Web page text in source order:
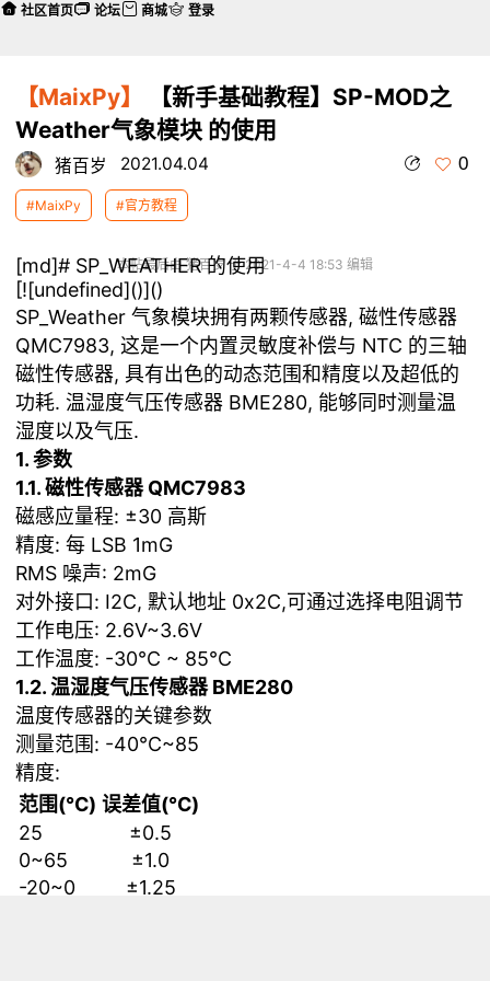
【MaixPy】
【新手基础教程】SP-MOD之
Weather气象模块 的使用
猪百岁 2021.04.04 0
#MaixPy #官方教程
本帖最后由 猪百岁 于 2021-4-4 18:53 编辑
[md]# SP_WEATHER 的使用
[![undefined]()]()
SP_Weather 气象模块拥有两颗传感器, 磁性传感器
QMC7983, 这是一个内置灵敏度补偿与 NTC 的三轴
磁性传感器, 具有出色的动态范围和精度以及超低的
功耗. 温湿度气压传感器 BME280, 能够同时测量温
湿度以及气压.
1. 参数
1.1. 磁性传感器 QMC7983
磁感应量程: ±30 高斯
精度: 每 LSB 1mG
RMS 噪声: 2mG
对外接口: I2C, 默认地址 0x2C,可通过选择电阻调节
工作电压: 2.6V~3.6V
工作温度: -30°C ~ 85°C
1.2. 温湿度气压传感器 BME280
温度传感器的关键参数
测量范围: -40°C~85
精度:
范围(°C) 误差值(°C)
25
±0.5
0~65
±1.0
-20~0
±1.25
社区首页 论坛 商城 登录